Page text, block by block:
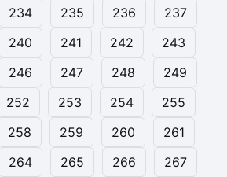
234 235 236
237
240 241 242
243
246 247 248
249
252 253 254
255
258 259 260
261
264 265 266
267